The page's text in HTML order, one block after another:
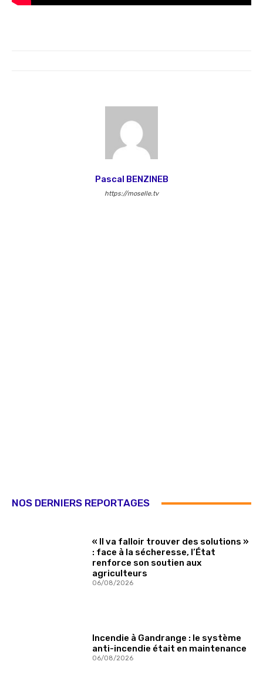
Pascal BENZINEB
https://moselle.tv
NOS DERNIERS REPORTAGES
« Il va falloir trouver des solutions »
: face à la sécheresse, l’État
renforce son soutien aux
agriculteurs
06/08/2026
Incendie à Gandrange : le système
anti-incendie était en maintenance
06/08/2026